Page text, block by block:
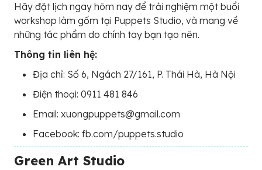
Hãy đặt lịch ngay hôm nay để trải nghiệm một buổi
workshop làm gốm tại Puppets Studio, và mang về
những tác phẩm do chính tay bạn tạo nên.
Thông tin liên hệ:
Địa chỉ: Số 6, Ngách 27/161, P. Thái Hà, Hà Nội
Điện thoại: 0911 481 846
Email: xuongpuppets@gmail.com
Facebook: fb.com/puppets.studio
Green Art Studio